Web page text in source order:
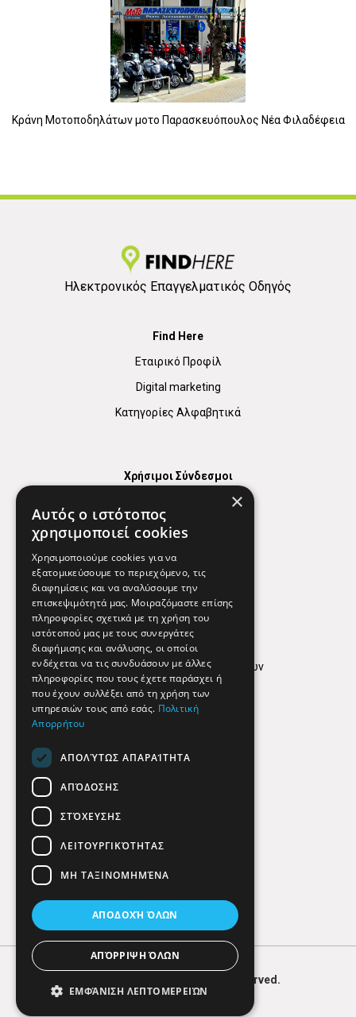
Κράνη Μοτοποδηλάτων μοτο Παρασκευόπουλος Νέα Φιλαδέφεια
3
Ηλεκτρονικός Επαγγελματικός Οδηγός
Find Here
Εταιρικό Προφίλ
Digital marketing
Κατηγορίες Αλφαβητικά
Χρήσιμοι Σύνδεσμοι
Χρήσιμα Τηλέφωνα
Εφημερεύοντα Φαρμακεία
Απόρρητο
Όροι Χρήσης
Πολιτική προστασίας δεδομένων
Findhere
Social Media
HERE. All Rights Reserved.
×
Αυτός ο ιστότοπος
χρησιμοποιεί cookies
Χρησιμοποιούμε cookies για να
εξατομικεύσουμε το περιεχόμενο, τις
διαφημίσεις και να αναλύσουμε την
επισκεψιμότητά μας. Μοιραζόμαστε επίσης
πληροφορίες σχετικά με τη χρήση του
ιστότοπού μας με τους συνεργάτες
διαφήμισης και ανάλυσης, οι οποίοι
ενδέχεται να τις συνδυάσουν με άλλες
πληροφορίες που τους έχετε παράσχει ή
που έχουν συλλέξει από τη χρήση των
υπηρεσιών τους από εσάς. Πολιτική
Απορρήτου
ΑΠΟΛΎΤΩΣ ΑΠΑΡΑΊΤΗΤΑ
ΑΠΌΔΟΣΗΣ
ΣΤΌΧΕΥΣΗΣ
ΛΕΙΤΟΥΡΓΙΚΌΤΗΤΑΣ
ΜΗ ΤΑΞΙΝΟΜΗΜΈΝΑ
ΑΠΟΔΟΧΉ ΌΛΩΝ
ΑΠΌΡΡΙΨΗ ΌΛΩΝ
ΕΜΦΆΝΙΣΗ ΛΕΠΤΟΜΕΡΕΙΏΝ